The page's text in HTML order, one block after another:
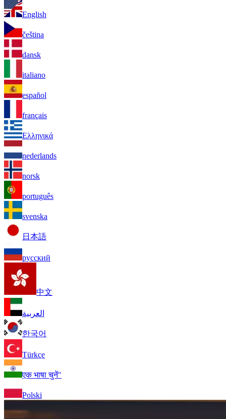
English
čeština
dansk
italiano
español
français
Ελληνικά
nederlands
norsk
português
svenska
日本語
русский
中文
العربية
한국어
Türkçe
एक भाषा चुनें"
Polski